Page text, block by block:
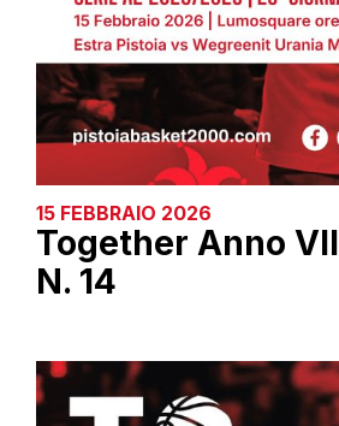
15 FEBBRAIO 2026
Together Anno VII
N. 14